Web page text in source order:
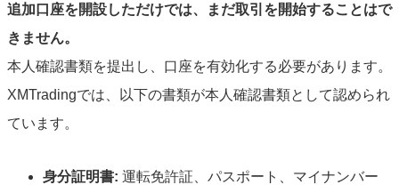
追加口座を開設しただけでは、まだ取引を開始することはで
きません。
本人確認書類を提出し、口座を有効化する必要があります。
XMTradingでは、以下の書類が本人確認書類として認められ
ています。
身分証明書: 運転免許証、パスポート、マイナンバー